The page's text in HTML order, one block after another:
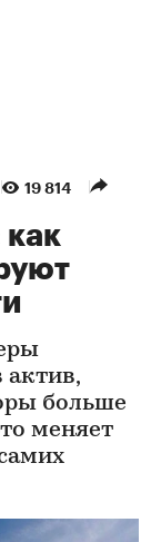
19 814
актив,
больше
меняет